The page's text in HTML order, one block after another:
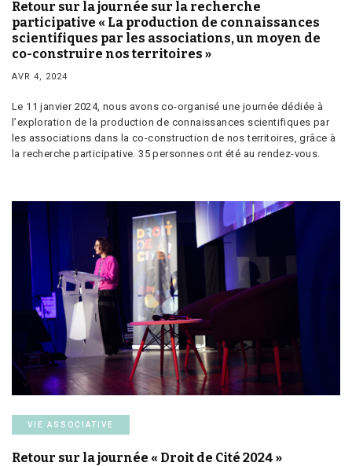
Retour sur la journée sur la recherche
participative « La production de connaissances
scientifiques par les associations, un moyen de
co-construire nos territoires »
AVR 4, 2024
Le 11 janvier 2024, nous avons co-organisé une journée dédiée à
l’exploration de la production de connaissances scientifiques par
les associations dans la co-construction de nos territoires, grâce à
la recherche participative. 35 personnes ont été au rendez-vous.
VIE ASSOCIATIVE
Retour sur la journée « Droit de Cité 2024 »